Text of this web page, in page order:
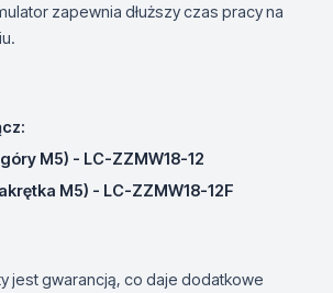
zapewnia dłuższy czas pracy na
M5) - LC-ZZMW18-12
M5) - LC-ZZMW18-12F
jest gwarancją, co daje dodatkowe